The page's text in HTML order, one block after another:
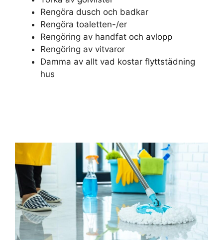
Rengöra dusch och badkar
Rengöra toaletten-/er
Rengöring av handfat och avlopp
Rengöring av vitvaror
Damma av allt vad kostar flyttstädning
hus